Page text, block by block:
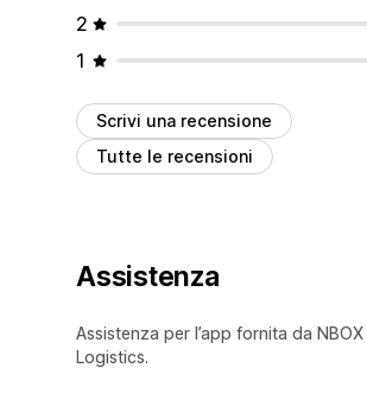
2
1
Scrivi una recensione
Tutte le recensioni
Assistenza
Assistenza per l’app fornita da NBOX
Logistics.